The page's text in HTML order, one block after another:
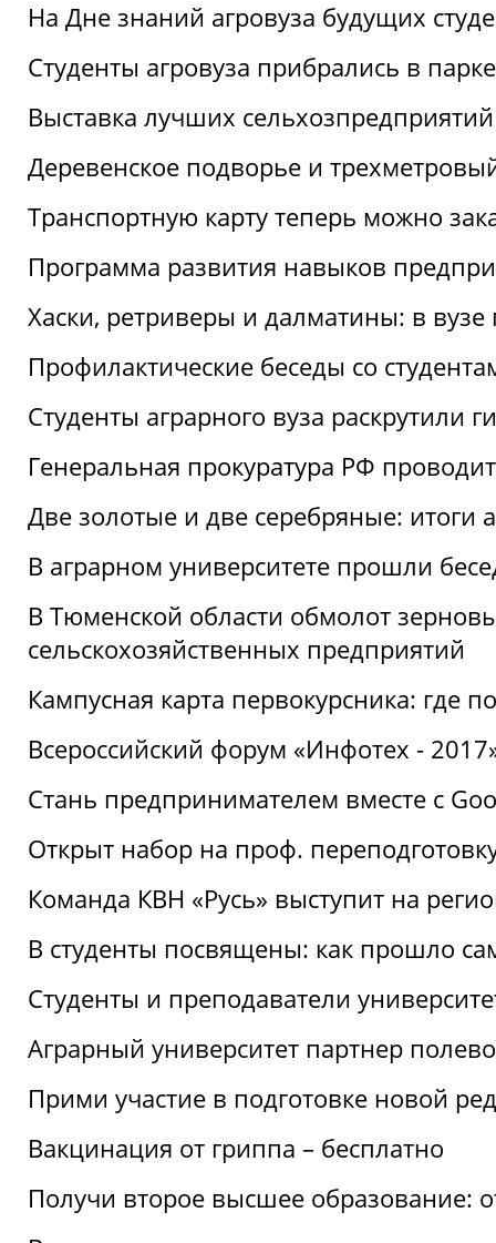
На Дне знаний агровуза будущих
Студенты агровуза прибрались в
Выставка лучших
Деревенское подворье и
Транспортную карту теперь можно
Программа развития навыков
Хаски, ретриверы и далматины: в вузе
Профилактические беседы со
Студенты аграрного вуза раскрутили
Генеральная прокуратура РФ
Две золотые и две серебряные:
В аграрном университете прошли
В Тюменской области обмолот
сельскохозяйственных предприятий
Кампусная карта первокурсника: где
Всероссийский форум «Инфотех -
Стань предпринимателем вместе с
Открыт набор на проф.
Команда КВН «Русь» выступит на
В студенты посвящены: как прошло
Студенты и преподаватели
Аграрный университет партнер
Прими участие в подготовке новой
Вакцинация от гриппа – бесплатно
Получи второе высшее образование: